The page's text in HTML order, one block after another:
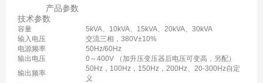
产品参数
技术参数
容量
5kVA、10kVA、15kVA、20kVA、30kVA
输入电压
交流三相，380V±10%
电源频率
50Hz/60Hz
输出电压
0～400V （加升压变压器后电压可变高，另配）
输出频率
50Hz，100Hz，150Hz，200Hz、20-300Hz自定
义